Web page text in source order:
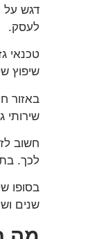
דגש על
לעסק.
טכנאי
שיפוץ
באזור
שירותי
חשוב
לכך.
שנים